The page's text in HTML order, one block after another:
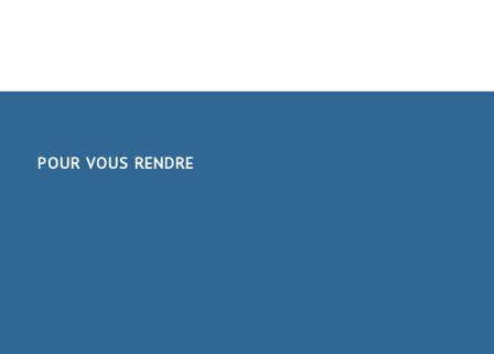
POUR VOUS RENDRE